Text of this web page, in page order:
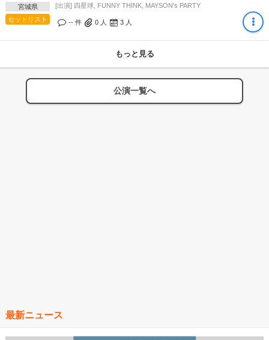
宮城県
セットリスト
[出演] 四星球, FUNNY THINK, MAYSON's PARTY
-- 件 0 人 3 人
もっと見る
公演一覧へ
最新ニュース